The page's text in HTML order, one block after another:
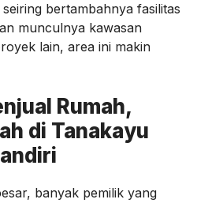
bertambahnya fasilitas
munculnya kawasan
lain, area ini makin
Rumah,
di Tanakayu
banyak pemilik yang